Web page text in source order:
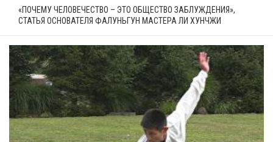
«ПОЧЕМУ ЧЕЛОВЕЧЕСТВО – ЭТО ОБЩЕСТВО ЗАБЛУЖДЕНИЯ»,
СТАТЬЯ ОСНОВАТЕЛЯ ФАЛУНЬГУН МАСТЕРА ЛИ ХУНЧЖИ